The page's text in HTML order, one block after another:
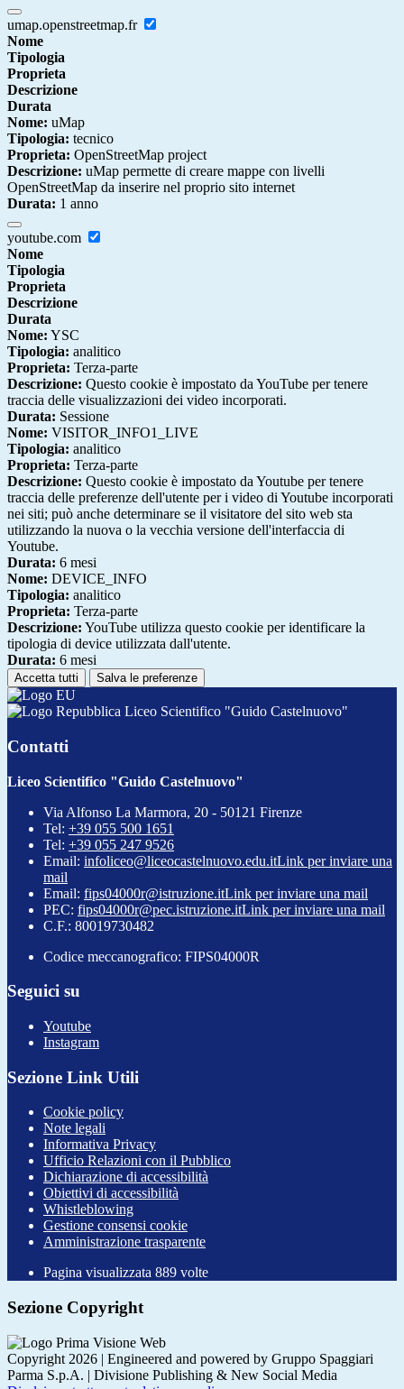
umap.openstreetmap.fr
Nome
Tipologia
Proprieta
Descrizione
Durata
Nome: uMap
Tipologia: tecnico
Proprieta: OpenStreetMap project
Descrizione: uMap permette di creare mappe con livelli
OpenStreetMap da inserire nel proprio sito internet
Durata: 1 anno
youtube.com
Nome
Tipologia
Proprieta
Descrizione
Durata
Nome: YSC
Tipologia: analitico
Proprieta: Terza-parte
Descrizione: Questo cookie è impostato da YouTube per tenere
traccia delle visualizzazioni dei video incorporati.
Durata: Sessione
Nome: VISITOR_INFO1_LIVE
Tipologia: analitico
Proprieta: Terza-parte
Descrizione: Questo cookie è impostato da Youtube per tenere
traccia delle preferenze dell'utente per i video di Youtube incorporati
nei siti; può anche determinare se il visitatore del sito web sta
utilizzando la nuova o la vecchia versione dell'interfaccia di
Youtube.
Durata: 6 mesi
Nome: DEVICE_INFO
Tipologia: analitico
Proprieta: Terza-parte
Descrizione: YouTube utilizza questo cookie per identificare la
tipologia di device utilizzata dall'utente.
Durata: 6 mesi
Accetta tutti Salva le preferenze
Liceo Scientifico "Guido Castelnuovo"
Contatti
Liceo Scientifico "Guido Castelnuovo"
Via Alfonso La Marmora, 20 - 50121 Firenze
Tel: +39 055 500 1651
Tel: +39 055 247 9526
Email: infoliceo@liceocastelnuovo.edu.itLink per inviare una
mail
Email: fips04000r@istruzione.itLink per inviare una mail
PEC: fips04000r@pec.istruzione.itLink per inviare una mail
C.F.: 80019730482
Codice meccanografico: FIPS04000R
Seguici su
Youtube
Instagram
Sezione Link Utili
Cookie policy
Note legali
Informativa Privacy
Ufficio Relazioni con il Pubblico
Dichiarazione di accessibilità
Obiettivi di accessibilità
Whistleblowing
Gestione consensi cookie
Amministrazione trasparente
Pagina visualizzata 889 volte
Sezione Copyright
Copyright 2026 | Engineered and powered by Gruppo Spaggiari
Parma S.p.A. | Divisione Publishing & New Social Media